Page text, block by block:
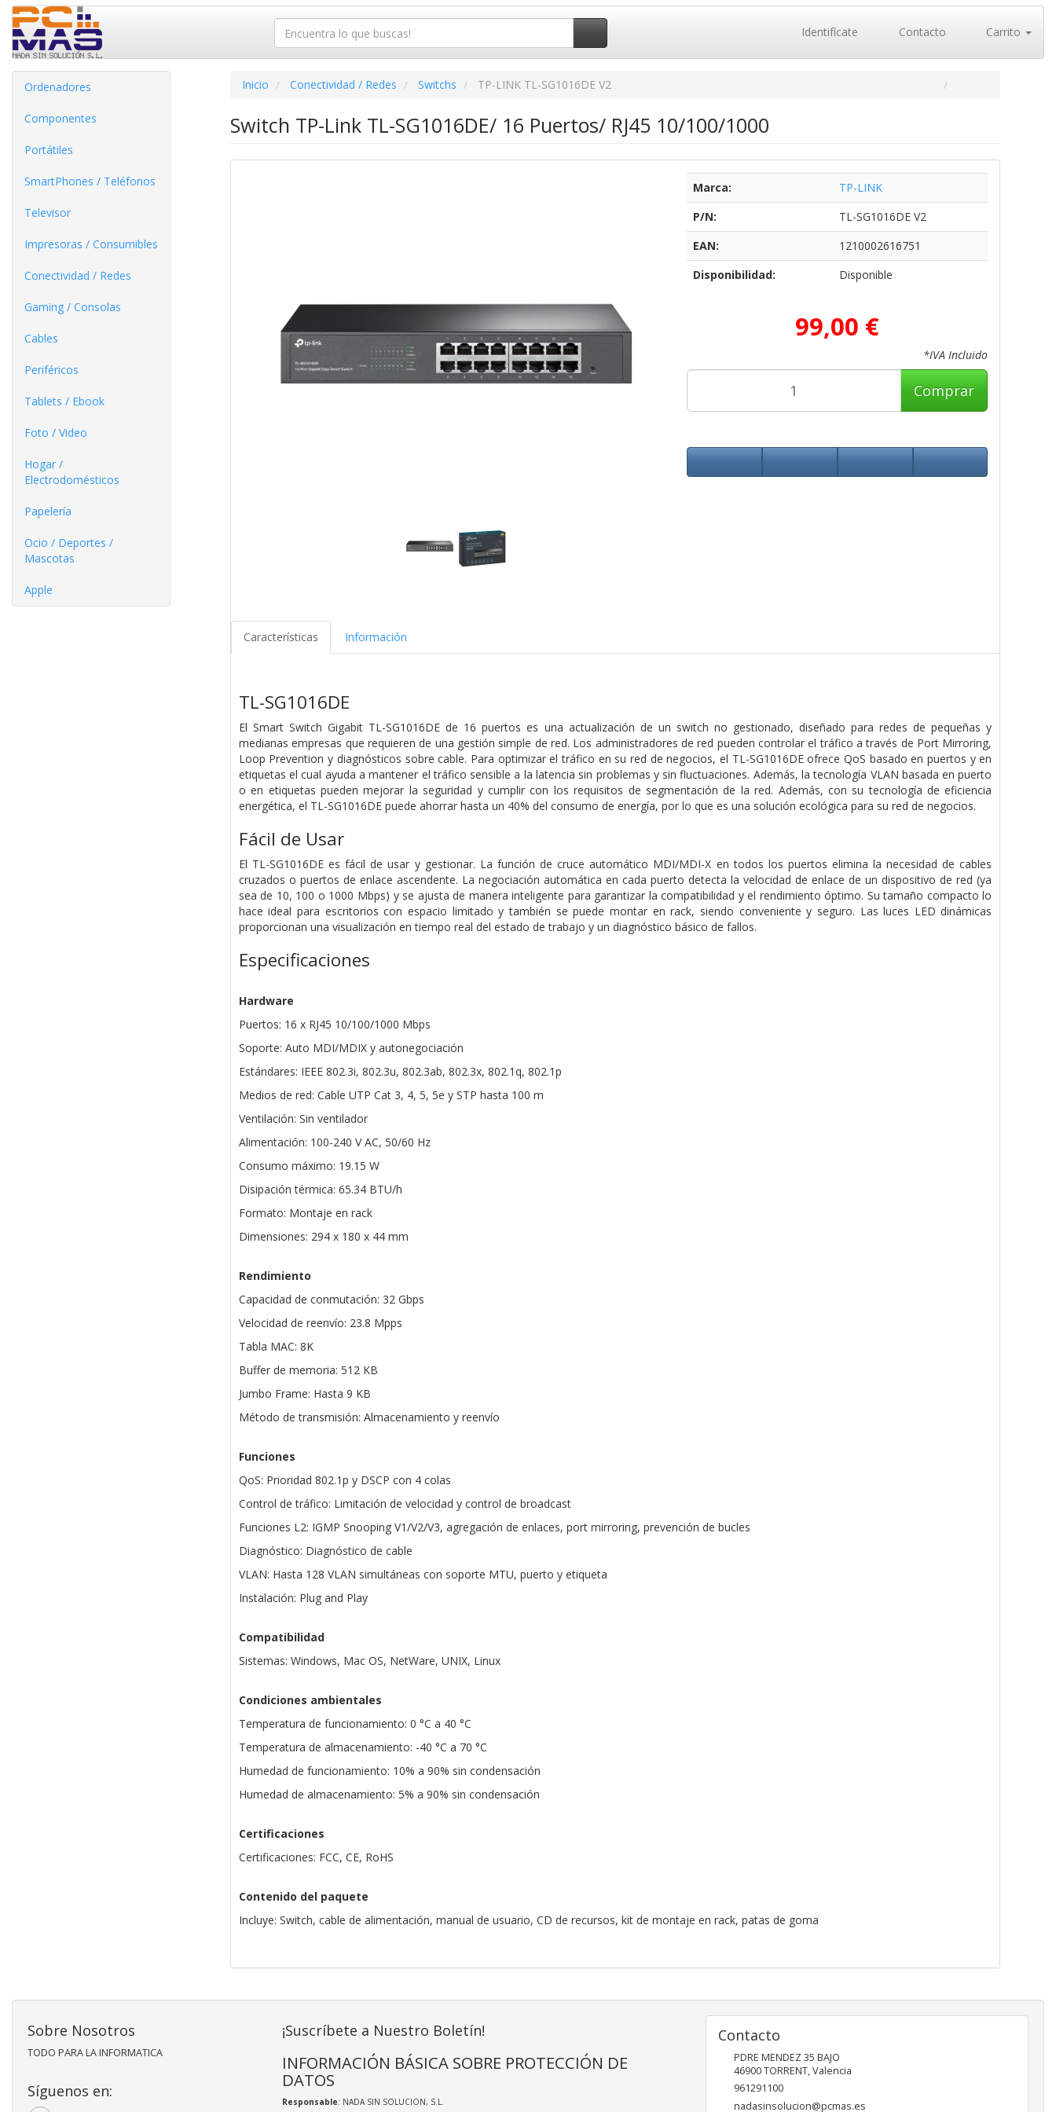
Identifícate Contacto Carrito
Ordenadores
Componentes
Portátiles
SmartPhones / Teléfonos
Televisor
Impresoras / Consumibles
Conectividad / Redes
Gaming / Consolas
Cables
Periféricos
Tablets / Ebook
Foto / Video
Hogar /
Electrodomésticos
Papelería
Ocio / Deportes /
Mascotas
Apple
Inicio Conectividad / Redes Switchs TP-LINK TL-SG1016DE V2
Switch TP-Link TL-SG1016DE/ 16 Puertos/ RJ45 10/100/1000
Marca:
TP-LINK
P/N:
TL-SG1016DE V2
EAN:
1210002616751
Disponibilidad:
Disponible
99,00 €
*IVA Incluido
Comprar
Características Información
TL-SG1016DE
El Smart Switch Gigabit TL-SG1016DE de 16 puertos es una actualización de un switch no gestionado, diseñado para redes de pequeñas y
medianas empresas que requieren de una gestión simple de red. Los administradores de red pueden controlar el tráfico a través de Port Mirroring,
Loop Prevention y diagnósticos sobre cable. Para optimizar el tráfico en su red de negocios, el TL-SG1016DE ofrece QoS basado en puertos y en
etiquetas el cual ayuda a mantener el tráfico sensible a la latencia sin problemas y sin fluctuaciones. Además, la tecnología VLAN basada en puerto
o en etiquetas pueden mejorar la seguridad y cumplir con los requisitos de segmentación de la red. Además, con su tecnología de eficiencia
energética, el TL-SG1016DE puede ahorrar hasta un 40% del consumo de energía, por lo que es una solución ecológica para su red de negocios.
Fácil de Usar
El TL-SG1016DE es fácil de usar y gestionar. La función de cruce automático MDI/MDI-X en todos los puertos elimina la necesidad de cables
cruzados o puertos de enlace ascendente. La negociación automática en cada puerto detecta la velocidad de enlace de un dispositivo de red (ya
sea de 10, 100 o 1000 Mbps) y se ajusta de manera inteligente para garantizar la compatibilidad y el rendimiento óptimo. Su tamaño compacto lo
hace ideal para escritorios con espacio limitado y también se puede montar en rack, siendo conveniente y seguro. Las luces LED dinámicas
proporcionan una visualización en tiempo real del estado de trabajo y un diagnóstico básico de fallos.
Especificaciones
Hardware
Puertos: 16 x RJ45 10/100/1000 Mbps
Soporte: Auto MDI/MDIX y autonegociación
Estándares: IEEE 802.3i, 802.3u, 802.3ab, 802.3x, 802.1q, 802.1p
Medios de red: Cable UTP Cat 3, 4, 5, 5e y STP hasta 100 m
Ventilación: Sin ventilador
Alimentación: 100-240 V AC, 50/60 Hz
Consumo máximo: 19.15 W
Disipación térmica: 65.34 BTU/h
Formato: Montaje en rack
Dimensiones: 294 x 180 x 44 mm
Rendimiento
Capacidad de conmutación: 32 Gbps
Velocidad de reenvío: 23.8 Mpps
Tabla MAC: 8K
Buffer de memoria: 512 KB
Jumbo Frame: Hasta 9 KB
Método de transmisión: Almacenamiento y reenvío
Funciones
QoS: Prioridad 802.1p y DSCP con 4 colas
Control de tráfico: Limitación de velocidad y control de broadcast
Funciones L2: IGMP Snooping V1/V2/V3, agregación de enlaces, port mirroring, prevención de bucles
Diagnóstico: Diagnóstico de cable
VLAN: Hasta 128 VLAN simultáneas con soporte MTU, puerto y etiqueta
Instalación: Plug and Play
Compatibilidad
Sistemas: Windows, Mac OS, NetWare, UNIX, Linux
Condiciones ambientales
Temperatura de funcionamiento: 0 °C a 40 °C
Temperatura de almacenamiento: -40 °C a 70 °C
Humedad de funcionamiento: 10% a 90% sin condensación
Humedad de almacenamiento: 5% a 90% sin condensación
Certificaciones
Certificaciones: FCC, CE, RoHS
Contenido del paquete
Incluye: Switch, cable de alimentación, manual de usuario, CD de recursos, kit de montaje en rack, patas de goma
Sobre Nosotros
TODO PARA LA INFORMATICA
Síguenos en:
¡Suscríbete a Nuestro Boletín!
INFORMACIÓN BÁSICA SOBRE PROTECCIÓN DE
DATOS
Responsable: NADA SIN SOLUCION, S.L.
Contacto
PDRE MENDEZ 35 BAJO
46900TORRENT,Valencia
961291100
nadasinsolucion@pcmas.es